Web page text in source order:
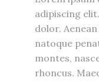
adipiscing
dolor.
natoque
montes,
rhoncus.